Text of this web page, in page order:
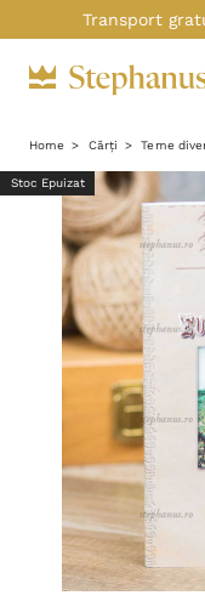
Transport
Home Cărți Teme
Stoc Epuizat